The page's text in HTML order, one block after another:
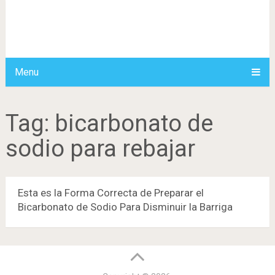
Menu
Tag: bicarbonato de
sodio para rebajar
Esta es la Forma Correcta de Preparar el
Bicarbonato de Sodio Para Disminuir la Barriga